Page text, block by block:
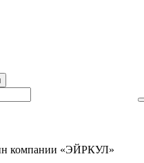
компании «ЭЙРКУЛ»